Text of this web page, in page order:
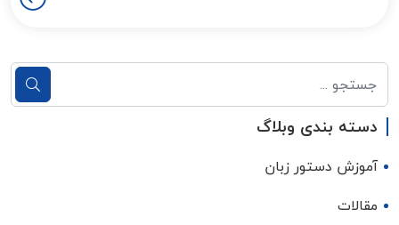
دسته بندی وبلاگ
آموزش دستور زبان
مقالات